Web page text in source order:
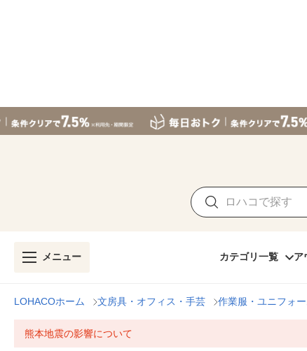
メニュー カテゴリ一覧 ア
LOHACOホーム 文房具・オフィス・手芸 作業服・ユニフォー
熊本地震の影響について